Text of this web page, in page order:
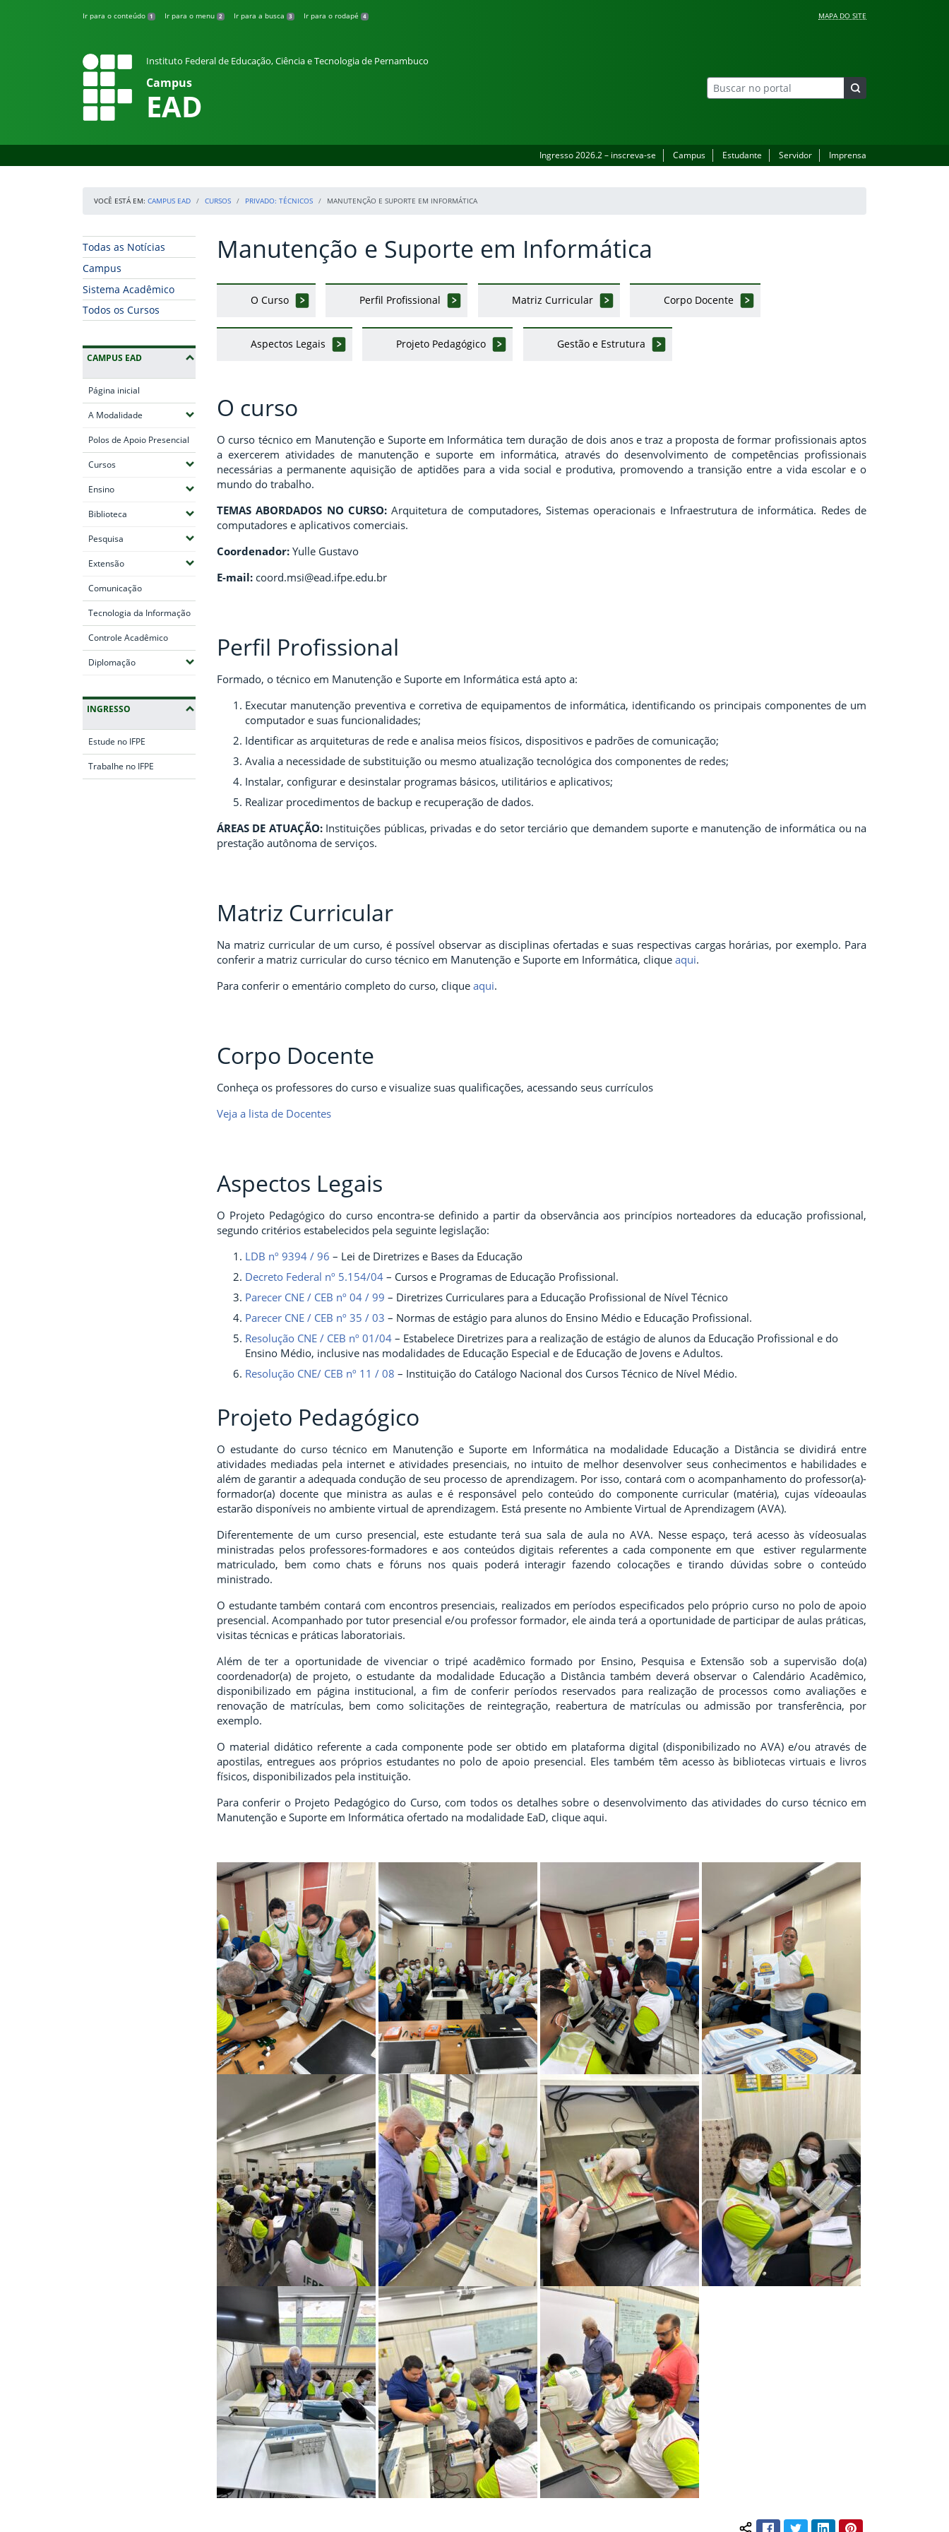
Ir para o conteúdo 1 Ir para o menu 2 Ir para a busca 3 Ir para o rodapé 4 MAPA DO SITE
Instituto Federal de Educação, Ciência e Tecnologia de Pernambuco
Campus
EAD
Ingresso 2026.2 – inscreva-se Campus Estudante Servidor Imprensa
VOCÊ ESTÁ EM: CAMPUS EAD CURSOS PRIVADO: TÉCNICOS MANUTENÇÃO E SUPORTE EM INFORMÁTICA
Início da navegação
Todas as Notícias
Campus
Sistema Acadêmico
Todos os Cursos
CAMPUS EAD
Página inicial
A Modalidade (Expandir submenus)
Polos de Apoio Presencial
Cursos(Expandir submenus)
Ensino(Expandir submenus)
Biblioteca (Expandir submenus)
Pesquisa (Expandir submenus)
Extensão(Expandir submenus)
Comunicação
Tecnologia da Informação
Controle Acadêmico
Diplomação(Expandir submenus)
INGRESSO
Estude no IFPE
Trabalhe no IFPE
Início do conteúdo
Manutenção e Suporte em Informática
O Curso Perfil Profissional Matriz Curricular Corpo Docente
Aspectos Legais Projeto Pedagógico Gestão e Estrutura
O curso
O curso técnico em Manutenção e Suporte em Informática tem duração de dois anos e traz a proposta de formar profissionais aptos
a exercerem atividades de manutenção e suporte em informática, através do desenvolvimento de competências profissionais
necessárias a permanente aquisição de aptidões para a vida social e produtiva, promovendo a transição entre a vida escolar e o
mundo do trabalho.
TEMAS ABORDADOS NO CURSO:Arquitetura de computadores, Sistemas operacionais e Infraestrutura de informática. Redes de
computadores e aplicativos comerciais.
Coordenador: Yulle Gustavo
E-mail: coord.msi@ead.ifpe.edu.br
Perfil Profissional
Formado, o técnico em Manutenção e Suporte em Informática está apto a:
Executar manutenção preventiva e corretiva de equipamentos de informática, identificando os principais componentes de um
computador e suas funcionalidades;
Identificar as arquiteturas de rede e analisa meios físicos, dispositivos e padrões de comunicação;
Avalia a necessidade de substituição ou mesmo atualização tecnológica dos componentes de redes;
Instalar, configurar e desinstalar programas básicos, utilitários e aplicativos;
Realizar procedimentos de backup e recuperação de dados.
ÁREAS DE ATUAÇÃO:Instituições públicas, privadas e do setor terciário que demandem suporte e manutenção de informática ou na
prestação autônoma de serviços.
Matriz Curricular
Na matriz curricular de um curso, é possível observar as disciplinas ofertadas e suas respectivas cargas horárias, por exemplo. Para
conferir a matriz curricular do curso técnico em Manutenção e Suporte em Informática, clique aqui.
Para conferir o ementário completo do curso, clique aqui.
Corpo Docente
Conheça os professores do curso e visualize suas qualificações, acessando seus currículos
Veja a lista de Docentes
Aspectos Legais
O Projeto Pedagógico do curso encontra-se definido a partir da observância aos princípios norteadores da educação profissional,
segundo critérios estabelecidos pela seguinte legislação:
LDB nº 9394 / 96 – Lei de Diretrizes e Bases da Educação
Decreto Federal nº 5.154/04 – Cursos e Programas de Educação Profissional.
Parecer CNE / CEB nº 04 / 99 – Diretrizes Curriculares para a Educação Profissional de Nível Técnico
Parecer CNE / CEB nº 35 / 03 – Normas de estágio para alunos do Ensino Médio e Educação Profissional.
Resolução CNE / CEB nº 01/04 – Estabelece Diretrizes para a realização de estágio de alunos da Educação Profissional e do
Ensino Médio, inclusive nas modalidades de Educação Especial e de Educação de Jovens e Adultos.
Resolução CNE/ CEB nº 11 / 08 – Instituição do Catálogo Nacional dos Cursos Técnico de Nível Médio.
Projeto Pedagógico
O estudante do curso técnico em Manutenção e Suporte em Informática na modalidade Educação a Distância se dividirá entre
atividades mediadas pela internet e atividades presenciais, no intuito de melhor desenvolver seus conhecimentos e habilidades e
além de garantir a adequada condução de seu processo de aprendizagem. Por isso, contará com o acompanhamento do professor(a)-
formador(a) docente que ministra as aulas e é responsável pelo conteúdo do componente curricular (matéria), cujas vídeoaulas
estarão disponíveis no ambiente virtual de aprendizagem. Está presente no Ambiente Virtual de Aprendizagem (AVA).
Diferentemente de um curso presencial, este estudante terá sua sala de aula no AVA. Nesse espaço, terá acesso às vídeosualas
ministradas pelos professores-formadores e aos conteúdos digitais referentes a cada componente em que estiver regularmente
matriculado, bem como chats e fóruns nos quais poderá interagir fazendo colocações e tirando dúvidas sobre o conteúdo
ministrado.
O estudante também contará com encontros presenciais, realizados em períodos especificados pelo próprio curso no polo de apoio
presencial. Acompanhado por tutor presencial e/ou professor formador, ele ainda terá a oportunidade de participar de aulas práticas,
visitas técnicas e práticas laboratoriais.
Além de ter a oportunidade de vivenciar o tripé acadêmico formado por Ensino, Pesquisa e Extensão sob a supervisão do(a)
coordenador(a) de projeto, o estudante da modalidade Educação a Distância também deverá observar o Calendário Acadêmico,
disponibilizado em página institucional, a fim de conferir períodos reservados para realização de processos como avaliações e
renovação de matrículas, bem como solicitações de reintegração, reabertura de matrículas ou admissão por transferência, por
exemplo.
O material didático referente a cada componente pode ser obtido em plataforma digital (disponibilizado no AVA) e/ou através de
apostilas, entregues aos próprios estudantes no polo de apoio presencial. Eles também têm acesso às bibliotecas virtuais e livros
físicos, disponibilizados pela instituição.
Para conferir o Projeto Pedagógico do Curso, com todos os detalhes sobre o desenvolvimento das atividades do curso técnico em
Manutenção e Suporte em Informática ofertado na modalidade EaD, clique aqui.
FacebookTwitterLinkedInPinterest